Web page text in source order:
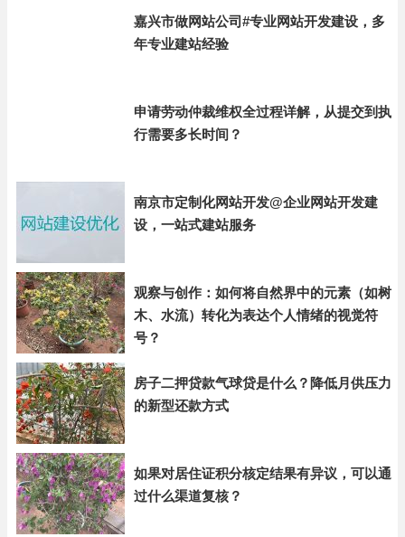
嘉兴市做网站公司#专业网站开发建设，多
年专业建站经验
申请劳动仲裁维权全过程详解，从提交到执
行需要多长时间？
南京市定制化网站开发@企业网站开发建
设，一站式建站服务
观察与创作：如何将自然界中的元素（如树
木、水流）转化为表达个人情绪的视觉符
号？
房子二押贷款气球贷是什么？降低月供压力
的新型还款方式
如果对居住证积分核定结果有异议，可以通
过什么渠道复核？